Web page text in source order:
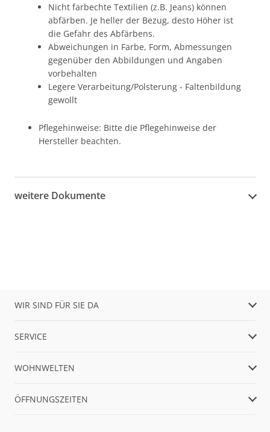
Nicht farbechte Textilien (z.B. Jeans) können
abfärben. Je heller der Bezug, desto Höher ist
die Gefahr des Abfärbens.
Abweichungen in Farbe, Form, Abmessungen
gegenüber den Abbildungen und Angaben
vorbehalten
Legere Verarbeitung/Polsterung - Faltenbildung
gewollt
Pflegehinweise: Bitte die Pflegehinweise der
Hersteller beachten.
weitere Dokumente
WIR SIND FÜR SIE DA
SERVICE
WOHNWELTEN
ÖFFNUNGSZEITEN